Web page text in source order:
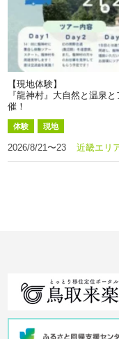
【現地体験】
『龍神村』大自然と温泉
催！
体験 現地
2026/8/21〜23 近畿エリ